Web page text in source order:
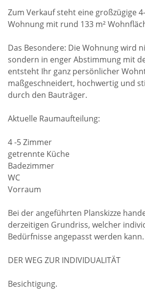
Zum Verkauf steht eine großzügige
Wohnung mit rund 133 m²
Das Besondere: Die Wohnung wird
sondern in enger Abstimmung mit
entsteht Ihr ganz persönlicher
maßgeschneidert, hochwertig und
durch den Bauträger.
Aktuelle Raumaufteilung:
4 -5 Zimmer
getrennte Küche
Badezimmer
WC
Vorraum
Bei der angeführten Planskizze
derzeitigen Grundriss, welcher
Bedürfnisse angepasst werden kann.
DER WEG ZUR INDIVIDUALITÄT
Besichtigung.